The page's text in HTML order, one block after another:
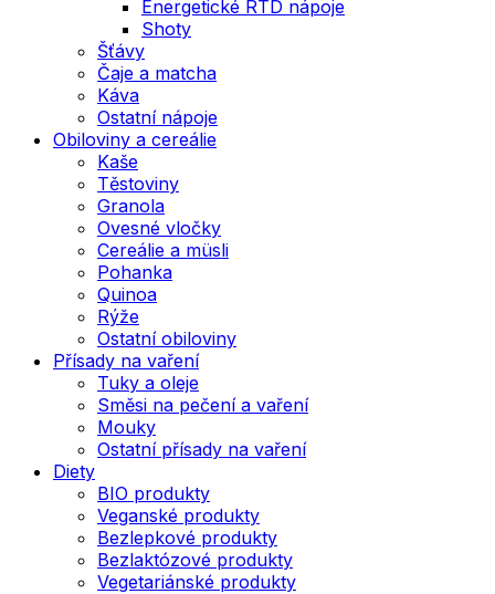
Energetické RTD nápoje
Shoty
Šťávy
Čaje a matcha
Káva
Ostatní nápoje
Obiloviny a cereálie
Kaše
Těstoviny
Granola
Ovesné vločky
Cereálie a müsli
Pohanka
Quinoa
Rýže
Ostatní obiloviny
Přísady na vaření
Tuky a oleje
Směsi na pečení a vaření
Mouky
Ostatní přísady na vaření
Diety
BIO produkty
Veganské produkty
Bezlepkové produkty
Bezlaktózové produkty
Vegetariánské produkty